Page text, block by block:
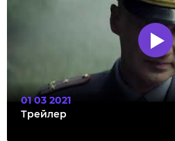
01 03 2021
Трейлер